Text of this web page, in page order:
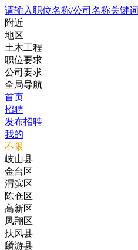
请输入职位名称/公司名称关键词
附近
地区
土木工程
职位要求
公司要求
全局导航
首页
招聘
发布招聘
我的
不限
岐山县
金台区
渭滨区
陈仓区
高新区
凤翔区
扶风县
麟游县